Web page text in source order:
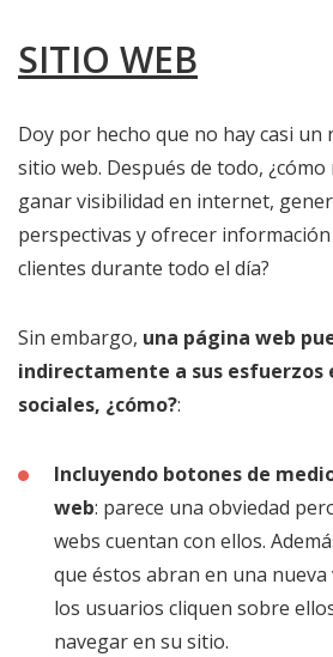
SITIO WEB
Doy por hecho que no hay casi un
sitio web. Después de todo, ¿cómo
ganar visibilidad en internet,
perspectivas y ofrecer
clientes durante todo el día?
Sin embargo, una página web
indirectamente a sus esfuerzos
sociales, ¿cómo?:
Incluyendo botones de
web: parece una obviedad
webs cuentan con ellos.
que éstos abran en una
los usuarios cliquen sobre
navegar en su sitio.